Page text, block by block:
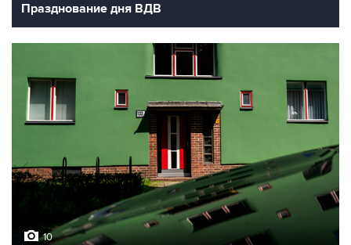
Празднование дня ВДВ
10